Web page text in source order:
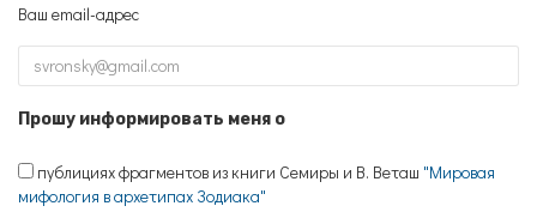
Ваш email-адрес
Прошу информировать меня о
публициях фрагментов из книги Семиры и В. Веташ "Мировая
мифология в архетипах Зодиака"